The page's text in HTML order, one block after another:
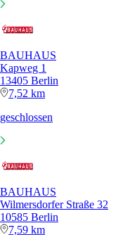
BAUHAUS
Kapweg 1
13405 Berlin
7,52 km
geschlossen
BAUHAUS
Wilmersdorfer Straße 32
10585 Berlin
7,59 km